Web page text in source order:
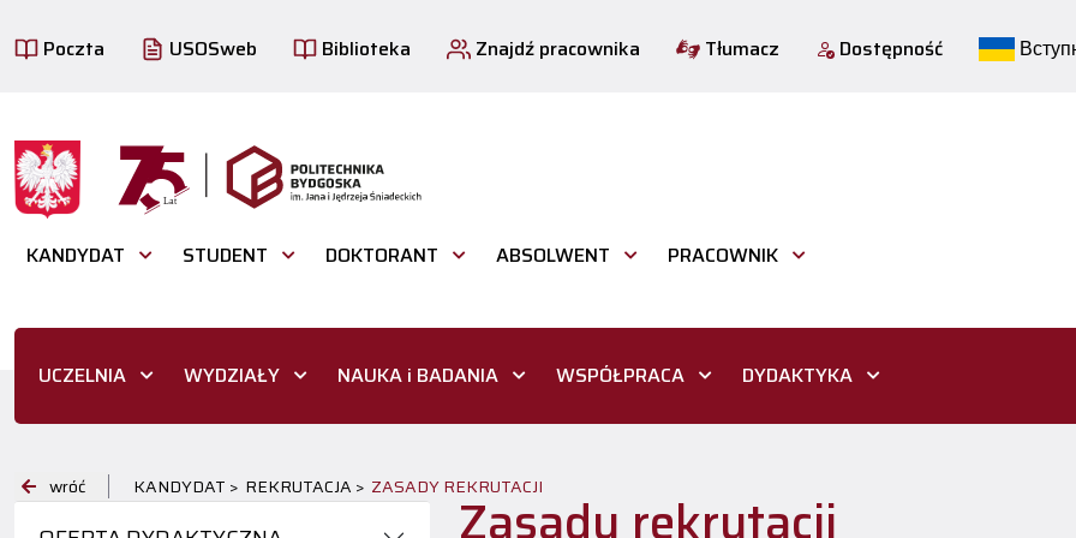
Poczta USOSweb Biblioteka Znajdź pracownika Tłumacz Dostępność
KANDYDAT STUDENT DOKTORANT ABSOLWENT PRACOWNIK
UCZELNIA WYDZIAŁY NAUKA i BADANIA WSPÓŁPRACA DYDAKTYKA
wróć KANDYDAT > REKRUTACJA > ZASADY REKRUTACJI